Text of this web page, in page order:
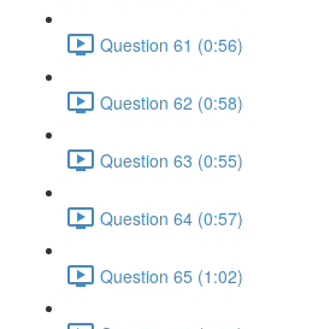
Question 61 (0:56)
Question 62 (0:58)
Question 63 (0:55)
Question 64 (0:57)
Question 65 (1:02)